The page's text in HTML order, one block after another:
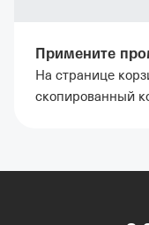
Примените
На странице
скопированный